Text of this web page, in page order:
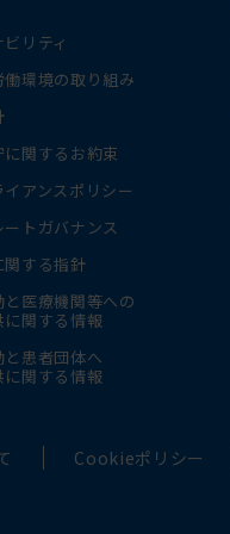
リティ
環境の取り組み
関するお約束
アンスポリシー
トガバナンス
する指針
医療機関等への
関する情報
患者団体へ
関する情報
Cookieポリシー